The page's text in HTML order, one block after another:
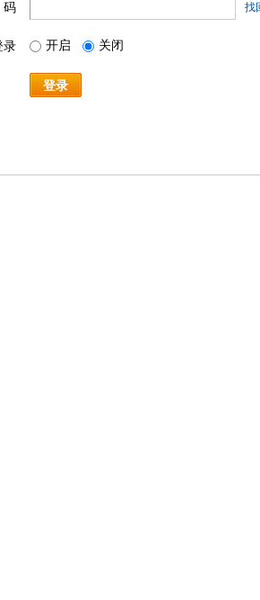
找
录 开启 关闭
登录